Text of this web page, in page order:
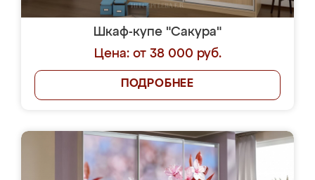
Шкаф-купе "Сакура"
Цена: от 38 000 руб.
ПОДРОБНЕЕ